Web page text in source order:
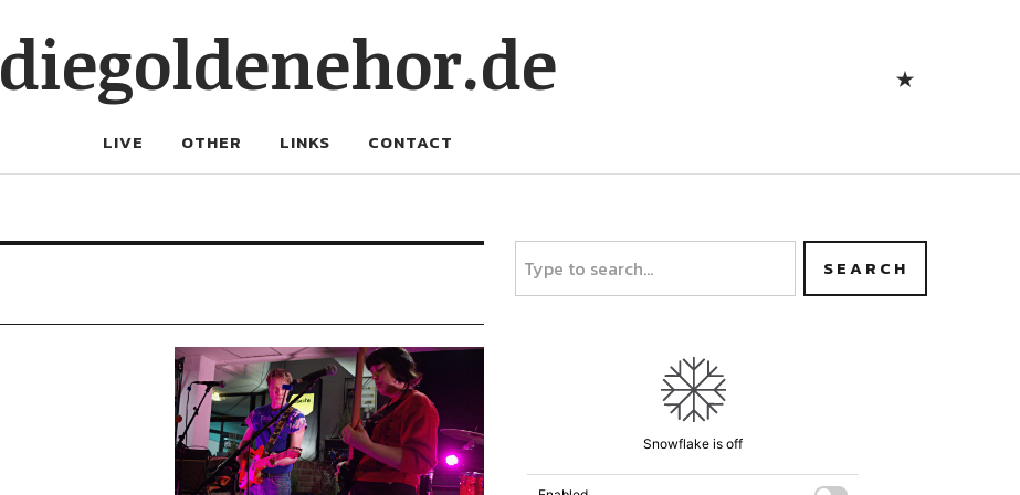
diegoldenehor.de
LIVE OTHER LINKS CONTACT